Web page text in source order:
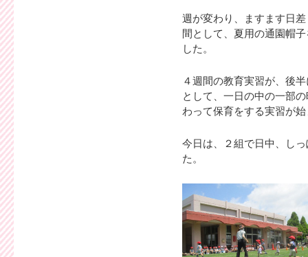
週が変わり、ますます日
間として、夏用の通園帽
した。
４週間の教育実習が、後
として、一日の中の一部
わって保育をする実習が
今日は、２組で日中、し
た。